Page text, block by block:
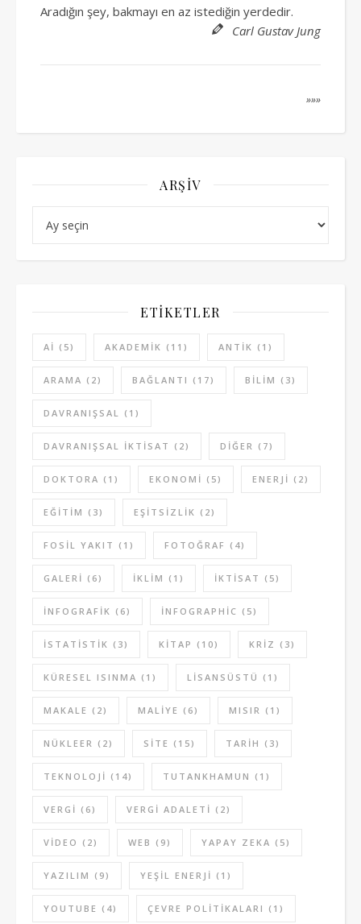
Aradığın şey, bakmayı en az istediğin yerdedir.
Carl Gustav Jung
»»»
ARŞIV
ETIKETLER
AI (5) AKADEMIK (11) ANTIK (1)
ARAMA (2) BAĞLANTI (17) BILIM (3)
DAVRANIŞSAL (1)
DAVRANIŞSAL IKTISAT (2) DIĞER (7)
DOKTORA (1) EKONOMI (5) ENERJI (2)
EĞITIM (3) EŞITSIZLIK (2)
FOSIL YAKIT (1) FOTOĞRAF (4)
GALERI (6) IKLIM (1) IKTISAT (5)
INFOGRAFIK (6) INFOGRAPHIC (5)
ISTATISTIK (3) KITAP (10) KRIZ (3)
KÜRESEL ISINMA (1) LISANSÜSTÜ (1)
MAKALE (2) MALIYE (6) MISIR (1)
NÜKLEER (2) SITE (15) TARIH (3)
TEKNOLOJI (14) TUTANKHAMUN (1)
VERGI (6) VERGI ADALETI (2)
VIDEO (2) WEB (9) YAPAY ZEKA (5)
YAZILIM (9) YEŞIL ENERJI (1)
YOUTUBE (4) ÇEVRE POLITIKALARI (1)